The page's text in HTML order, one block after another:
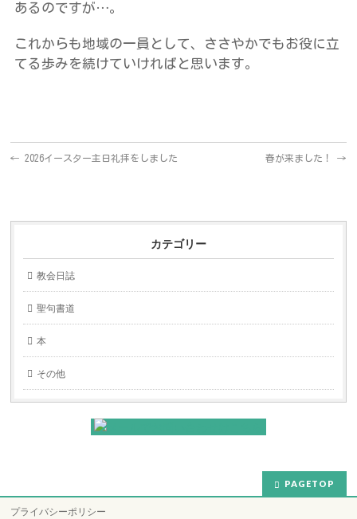
あるのですが…。
これからも地域の一員として、ささやかでもお役に立
てる歩みを続けていければと思います。
← 2026イースター主日礼拝をしました 春が来ました！ →
カテゴリー
教会日誌
聖句書道
本
その他
PAGETOP
プライバシーポリシー